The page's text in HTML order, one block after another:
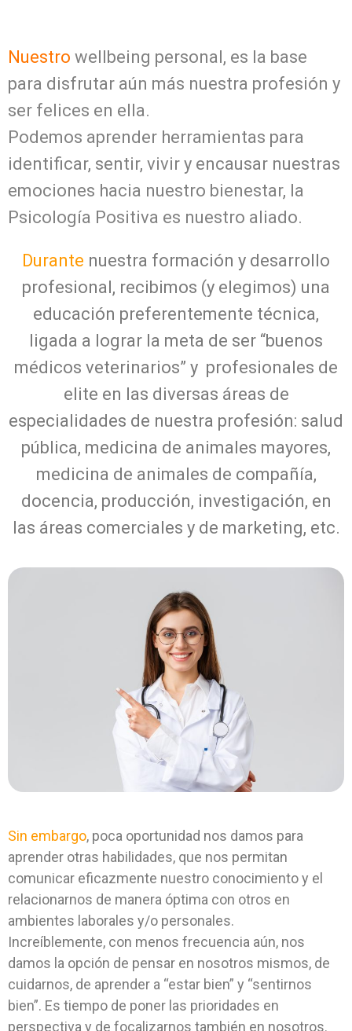
Nuestro wellbeing personal, es la base
para disfrutar aún más nuestra profesión y
ser felices en ella.
Podemos aprender herramientas para
identificar, sentir, vivir y encausar nuestras
emociones hacia nuestro bienestar, la
Psicología Positiva es nuestro aliado.
Durante nuestra formación y desarrollo
profesional, recibimos (y elegimos) una
educación preferentemente técnica,
ligada a lograr la meta de ser “buenos
médicos veterinarios” y profesionales de
elite en las diversas áreas de
especialidades de nuestra profesión: salud
pública, medicina de animales mayores,
medicina de animales de compañía,
docencia, producción, investigación, en
las áreas comerciales y de marketing, etc.
Sin embargo, poca oportunidad nos damos para
aprender otras habilidades, que nos permitan
comunicar eficazmente nuestro conocimiento y el
relacionarnos de manera óptima con otros en
ambientes laborales y/o personales.
Increíblemente, con menos frecuencia aún, nos
damos la opción de pensar en nosotros mismos, de
cuidarnos, de aprender a “estar bien” y “sentirnos
bien”. Es tiempo de poner las prioridades en
perspectiva y de focalizarnos también en nosotros.